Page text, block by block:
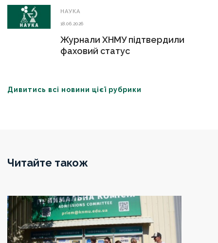
НАУКА
18.06.2026
Журнали ХНМУ підтвердили
фаховий статус
Дивитись всі новини цієї рубрики
Читайте також